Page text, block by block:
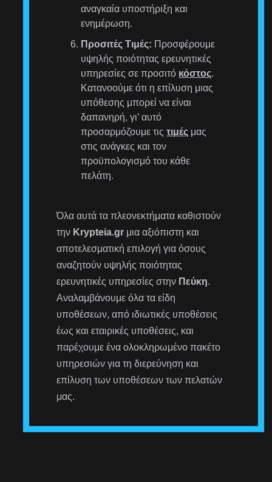
αναγκαία υποστήριξη και
ενημέρωση.
Προσιτές Τιμές: Προσφέρουμε
υψηλής ποιότητας ερευνητικές
υπηρεσίες σε προσιτό κόστος.
Κατανοούμε ότι η επίλυση μιας
υπόθεσης μπορεί να είναι
δαπανηρή, γι’ αυτό
προσαρμόζουμε τιςτιμές μας
στις ανάγκες και τον
προϋπολογισμό του κάθε
πελάτη.
Όλα αυτά τα πλεονεκτήματα καθιστούν
την Krypteia.gr μια αξιόπιστη και
αποτελεσματική επιλογή για όσους
αναζητούν υψηλής ποιότητας
ερευνητικές υπηρεσίες στην Πεύκη.
Αναλαμβάνουμε όλα τα είδη
υποθέσεων, από ιδιωτικές υποθέσεις
έως και εταιρικές υποθέσεις, και
παρέχουμε ένα ολοκληρωμένο πακέτο
υπηρεσιών για τη διερεύνηση και
επίλυση των υποθέσεων των πελατών
μας.